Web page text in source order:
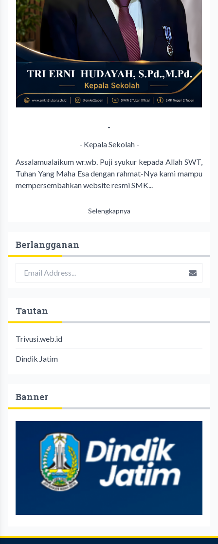
-
- Kepala Sekolah -
Assalamualaikum wr.wb. Puji syukur kepada Allah SWT,
Tuhan Yang Maha Esa dengan rahmat-Nya kami mampu
mempersembahkan website resmi SMK...
Selengkapnya
Berlangganan
Tautan
Trivusi.web.id
Dindik Jatim
Banner